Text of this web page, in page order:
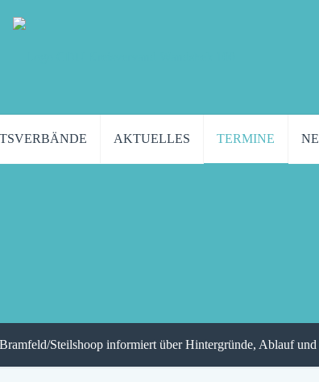
AKTUELLES TERMINE
Steilshoop informiert über Hintergründe, Ablauf und